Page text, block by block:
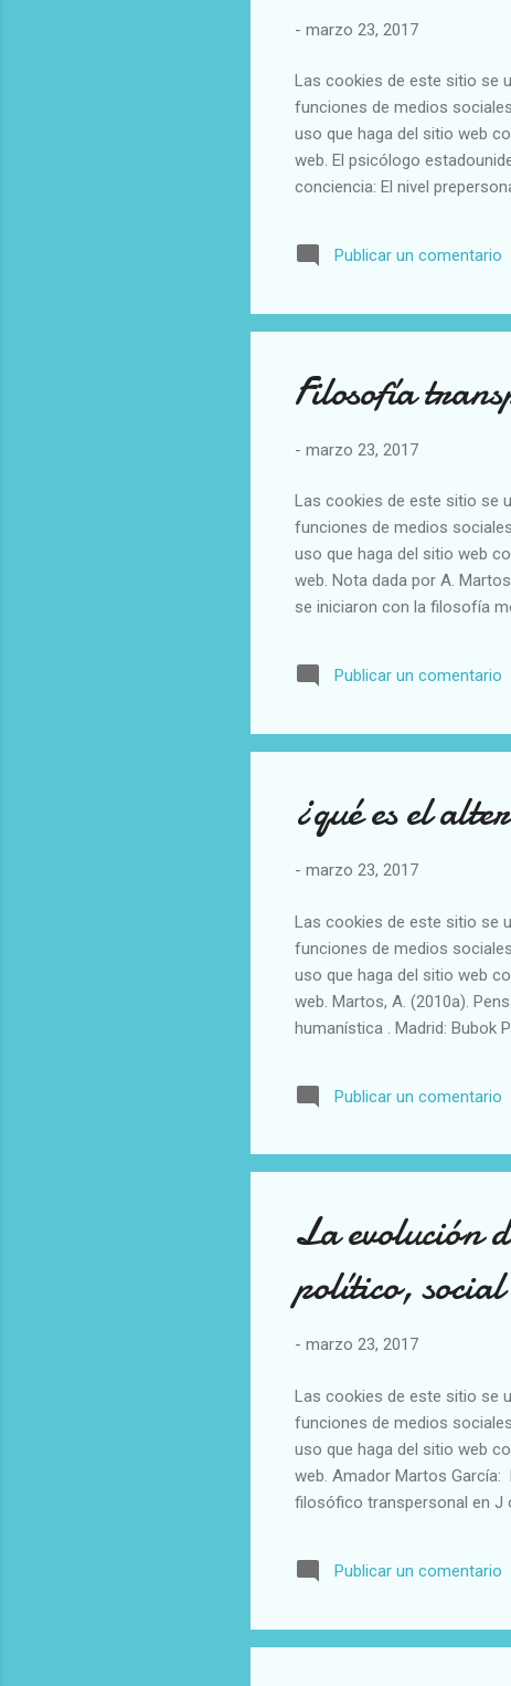
- marzo 23, 2017
Las cookies de este sitio se
funciones de medios
uso que haga del sitio web
web. El psicólogo
conciencia: El nivel
forjado su personalidad) El
que es una persona que
mente, para alcanzar un
Publicar un comentario
Filosofía
- marzo 23, 2017
Las cookies de este sitio se
funciones de medios
uso que haga del sitio web
web. Nota dada por A.
se iniciaron con la filosofía
Ken Wilber. Esta “filosofía
secuestrado a la
razón a la fe, el
Publicar un comentario
¿qué es el
- marzo 23, 2017
Las cookies de este sitio se
funciones de medios
uso que haga del sitio web
web. Martos, A. (2010a).
humanística . Madrid: Bubok
capitalista. Acusan a este
insostenible, y socavando la
Publicar un comentario
La evolución
político,
- marzo 23, 2017
Las cookies de este sitio se
funciones de medios
uso que haga del sitio web
web. Amador Martos
filosófico transpersonal en J
en este siglo XXI en un
tesis de Marx, está
ecológica. La filosofía
Publicar un comentario